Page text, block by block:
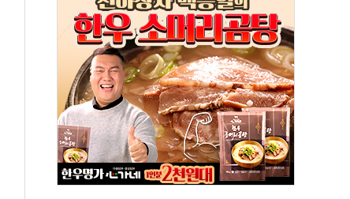
'… 美 해상봉쇄 영향
'활짝'
닥 선물 1%대 상승